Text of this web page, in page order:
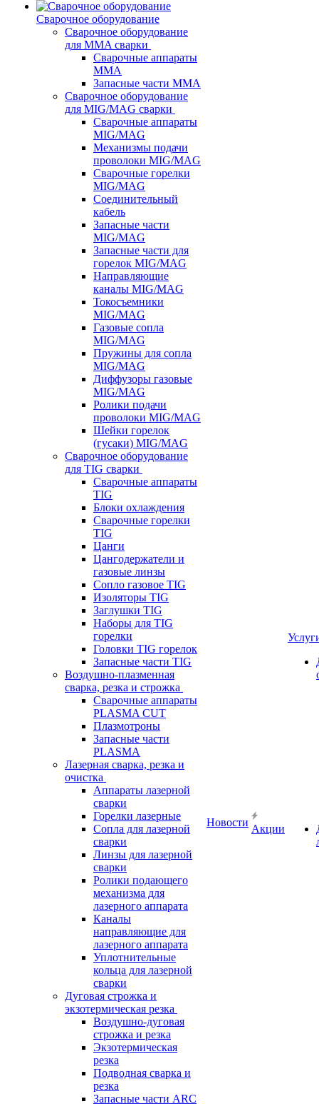
Сварочное оборудование
Сварочное оборудование
для MMA сварки
Сварочные аппараты
MMA
Запасные части MMA
Сварочное оборудование
для MIG/MAG сварки
Сварочные аппараты
MIG/MAG
Механизмы подачи
проволоки MIG/MAG
Сварочные горелки
MIG/MAG
Соединительный
кабель
Запасные части
MIG/MAG
Запасные части для
горелок MIG/MAG
Направляющие
каналы MIG/MAG
Токосъемники
MIG/MAG
Газовые сопла
MIG/MAG
Пружины для сопла
MIG/MAG
Диффузоры газовые
MIG/MAG
Ролики подачи
проволоки MIG/MAG
Шейки горелок
(гусаки) MIG/MAG
Сварочное оборудование
для TIG сварки
Сварочные аппараты
TIG
Блоки охлаждения
Сварочные горелки
TIG
Цанги
Цангодержатели и
газовые линзы
Сопло газовое TIG
Изоляторы TIG
Заглушки TIG
Наборы для TIG
горелки
Головки TIG горелок
Запасные части TIG
Воздушно-плазменная
сварка, резка и строжка
Сварочные аппараты
PLASMA CUT
Плазмотроны
Запасные части
PLASMA
Лазерная сварка, резка и
очистка
Аппараты лазерной
сварки
Горелки лазерные
Сопла для лазерной
сварки
Линзы для лазерной
сварки
Ролики подающего
механизма для
лазерного аппарата
Каналы
направляющие для
лазерного аппарата
Уплотнительные
кольца для лазерной
сварки
Дуговая строжка и
экзотермическая резка
Воздушно-дуговая
строжка и резка
Экзотермическая
резка
Подводная сварка и
резка
Запасные части ARC
Новости
Акции